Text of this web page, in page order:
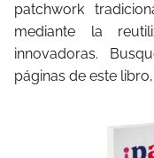
patchwork
mediante la
innovadoras.
páginas de este libro,